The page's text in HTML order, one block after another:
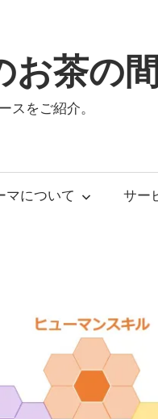
お茶の
スをご紹介。
マについて サー